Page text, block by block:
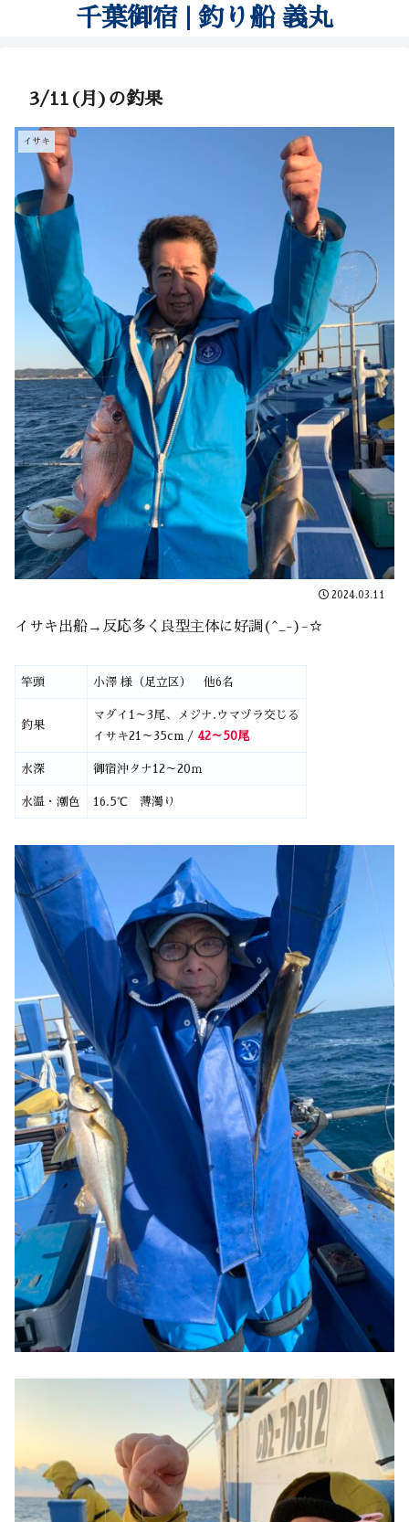
千葉御宿 | 釣り船 義丸
3/11(月)の釣果
イサキ
2024.03.11
イサキ出船→反応多く良型主体に好調(^_-)-☆
竿頭 小澤 様（足立区） 他6名
釣果
マダイ1～3尾、メジナ.ウマヅラ交じる
イサキ21～35cm /42～50尾
水深 御宿沖タナ12～20ｍ
水温・潮色 16.5℃ 薄濁り